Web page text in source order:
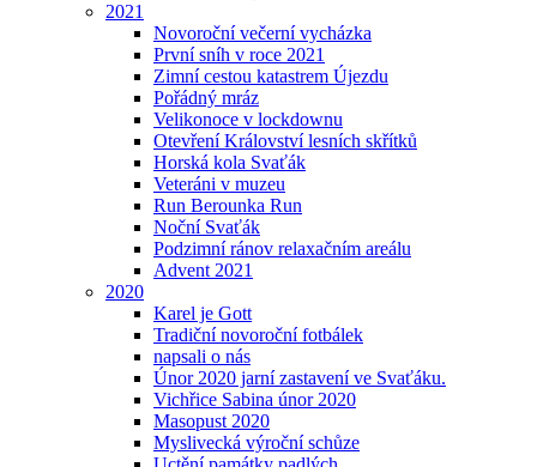
2021
Novoroční večerní vycházka
První sníh v roce 2021
Zimní cestou katastrem Újezdu
Pořádný mráz
Velikonoce v lockdownu
Otevření Království lesních skřítků
Horská kola Svaťák
Veteráni v muzeu
Run Berounka Run
Noční Svaťák
Podzimní ránov relaxačním areálu
Advent 2021
2020
Karel je Gott
Tradiční novoroční fotbálek
napsali o nás
Únor 2020 jarní zastavení ve Svaťáku.
Vichřice Sabina únor 2020
Masopust 2020
Myslivecká výroční schůze